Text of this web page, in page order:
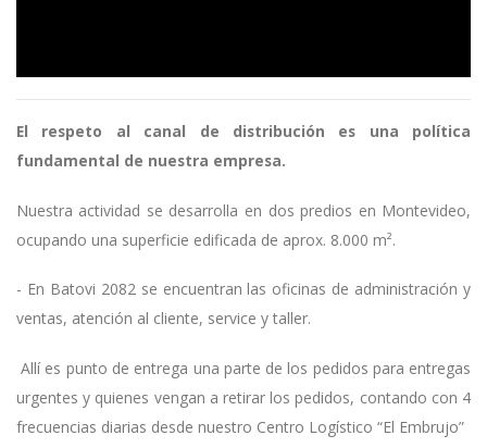
El respeto al canal de distribución es una política
fundamental de nuestra empresa.
Nuestra actividad se desarrolla en dos predios en Montevideo,
ocupando una superficie edificada de aprox. 8.000 m².
- En Batovi 2082 se encuentran las oficinas de administración y
ventas, atención al cliente, service y taller.
Allí es punto de entrega una parte de los pedidos para entregas
urgentes y quienes vengan a retirar los pedidos, contando con 4
frecuencias diarias desde nuestro Centro Logístico “El Embrujo”